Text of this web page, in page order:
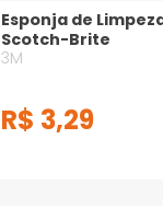
Esponja de
Scotch-Brite
3M
R$ 3,29